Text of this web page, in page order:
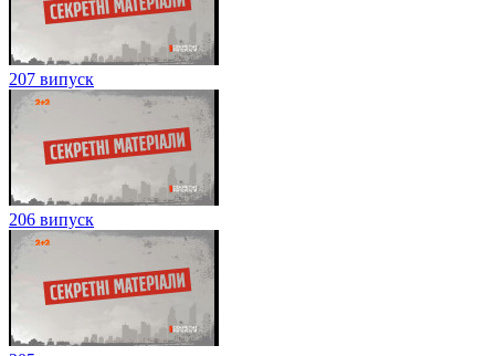
207 випуск
206 випуск